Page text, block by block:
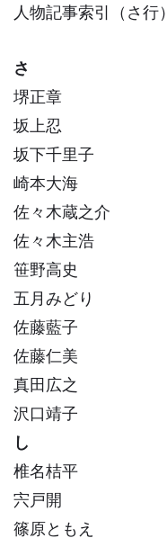
人物記事索引（さ行）
さ
堺正章
坂上忍
坂下千里子
崎本大海
佐々木蔵之介
佐々木主浩
笹野高史
五月みどり
佐藤藍子
佐藤仁美
真田広之
沢口靖子
し
椎名桔平
宍戸開
篠原ともえ